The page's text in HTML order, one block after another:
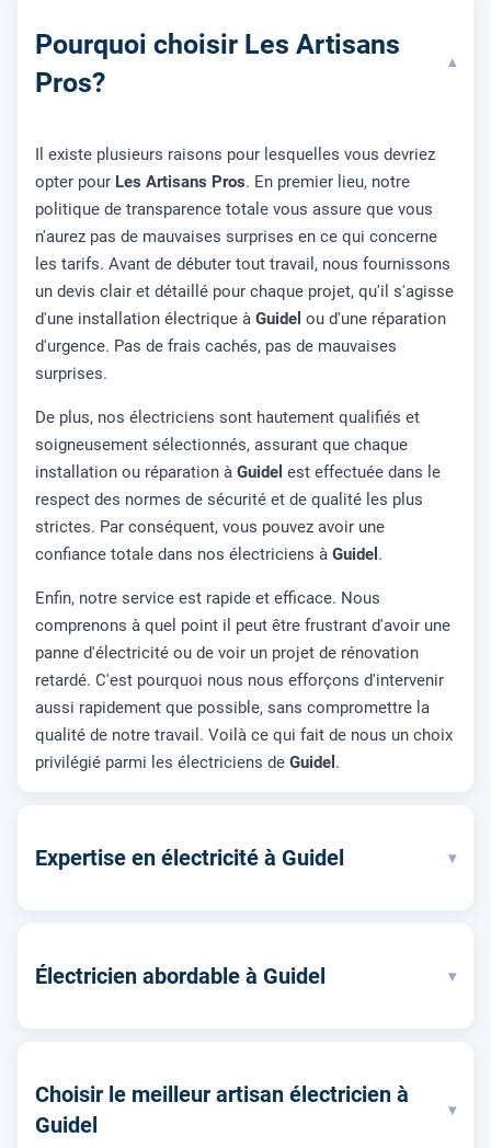
Pourquoi choisir Les Artisans
Pros?
▾
Il existe plusieurs raisons pour lesquelles vous devriez
opter pour Les Artisans Pros. En premier lieu, notre
politique de transparence totale vous assure que vous
n'aurez pas de mauvaises surprises en ce qui concerne
les tarifs. Avant de débuter tout travail, nous fournissons
un devis clair et détaillé pour chaque projet, qu'il s'agisse
d'une installation électrique à Guidel ou d'une réparation
d'urgence. Pas de frais cachés, pas de mauvaises
surprises.
De plus, nos électriciens sont hautement qualifiés et
soigneusement sélectionnés, assurant que chaque
installation ou réparation à Guidel est effectuée dans le
respect des normes de sécurité et de qualité les plus
strictes. Par conséquent, vous pouvez avoir une
confiance totale dans nos électriciens à Guidel .
Enfin, notre service est rapide et efficace. Nous
comprenons à quel point il peut être frustrant d'avoir une
panne d'électricité ou de voir un projet de rénovation
retardé. C'est pourquoi nous nous efforçons d'intervenir
aussi rapidement que possible, sans compromettre la
qualité de notre travail. Voilà ce qui fait de nous un choix
privilégié parmi les électriciens de Guidel .
Expertise en électricité à Guidel ▾
Électricien abordable à Guidel ▾
Choisir le meilleur artisan électricien à
Guidel
▾